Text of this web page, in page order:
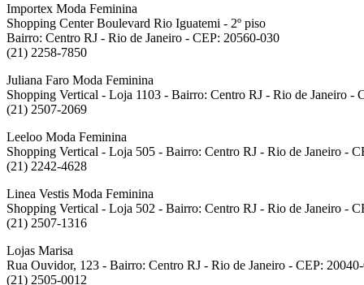
Importex Moda Feminina
Shopping Center Boulevard Rio Iguatemi - 2º piso
Bairro: Centro RJ - Rio de Janeiro - CEP: 20560-030
(21) 2258-7850
Juliana Faro Moda Feminina
Shopping Vertical - Loja 1103 - Bairro: Centro RJ - Rio de Janeiro -
(21) 2507-2069
Leeloo Moda Feminina
Shopping Vertical - Loja 505 - Bairro: Centro RJ - Rio de Janeiro -
(21) 2242-4628
Linea Vestis Moda Feminina
Shopping Vertical - Loja 502 - Bairro: Centro RJ - Rio de Janeiro -
(21) 2507-1316
Lojas Marisa
Rua Ouvidor, 123 - Bairro: Centro RJ - Rio de Janeiro - CEP:
(21) 2505-0012